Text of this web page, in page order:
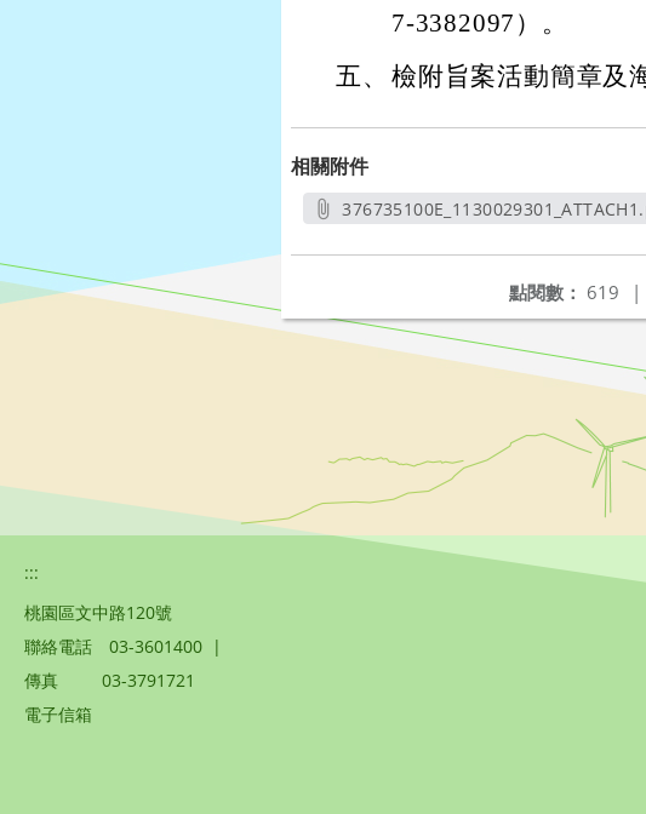
7-3382097）。
五、 檢附旨案活動簡章及
相關附件
點閱數： 619 |
:::
桃園區文中路120號
聯絡電話
03-3601400 |
傳真
03-3791721
電子信箱